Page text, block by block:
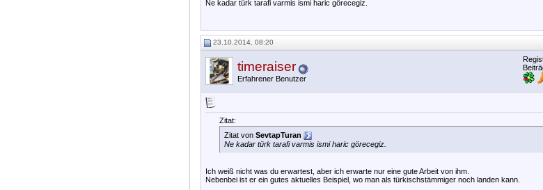
Ne kadar türk tarafi varmis ismi haric görecegiz.
23.10.2014, 08:20
timeraiser
Erfahrener Benutzer
Zitat:
Zitat von SevtapTuran
Ne kadar türk tarafi varmis ismi haric görecegiz.
Ich weiß nicht was du erwartest, aber ich erwarte nur eine gute Arbeit von ihm.
Nebenbei ist er ein gutes aktuelles Beispiel, wo man als türkischstämmiger noch landen kann.